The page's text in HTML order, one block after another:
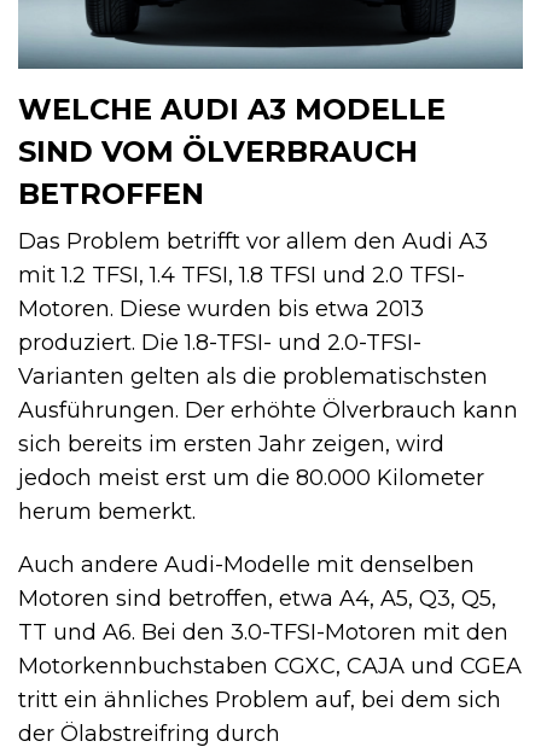
WELCHE AUDI A3 MODELLE
SIND VOM ÖLVERBRAUCH
BETROFFEN
Das Problem betrifft vor allem den Audi A3
mit 1.2 TFSI, 1.4 TFSI, 1.8 TFSI und 2.0 TFSI-
Motoren. Diese wurden bis etwa 2013
produziert. Die 1.8-TFSI- und 2.0-TFSI-
Varianten gelten als die problematischsten
Ausführungen. Der erhöhte Ölverbrauch kann
sich bereits im ersten Jahr zeigen, wird
jedoch meist erst um die 80.000 Kilometer
herum bemerkt.
Auch andere Audi-Modelle mit denselben
Motoren sind betroffen, etwa A4, A5, Q3, Q5,
TT und A6. Bei den 3.0-TFSI-Motoren mit den
Motorkennbuchstaben CGXC, CAJA und CGEA
tritt ein ähnliches Problem auf, bei dem sich
der Ölabstreifring durch